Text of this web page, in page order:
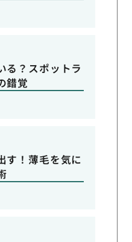
る？スポットラ
錯覚
す！薄毛を気に